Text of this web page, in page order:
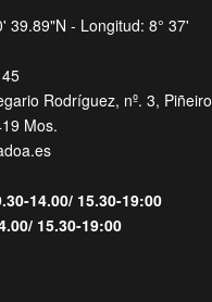
39.89"N - Longitud: 8° 37'
Rodríguez, nº. 3, Piñeiro
Mos.
14.00/ 15.30-19:00
15.30-19:00